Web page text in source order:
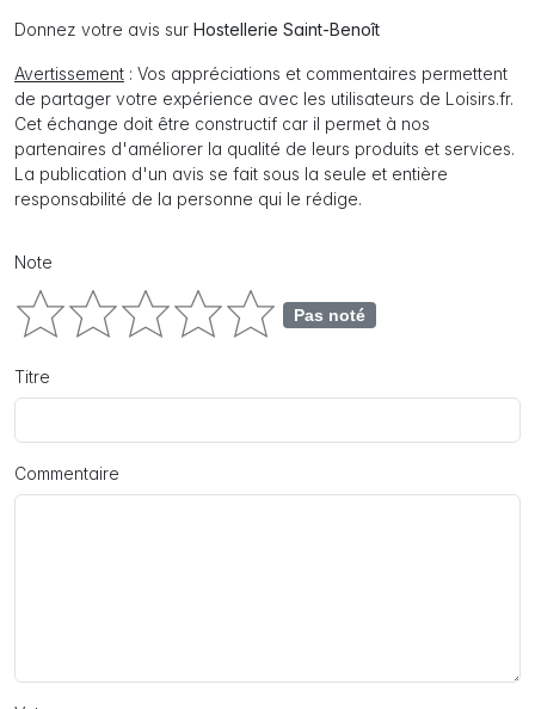
Donnez votre avis sur Hostellerie Saint-Benoît
Avertissement : Vos appréciations et commentaires permettent
de partager votre expérience avec les utilisateurs de Loisirs.fr.
Cet échange doit être constructif car il permet à nos
partenaires d'améliorer la qualité de leurs produits et services.
La publication d'un avis se fait sous la seule et entière
responsabilité de la personne qui le rédige.
Note
Pas noté
Titre
Commentaire